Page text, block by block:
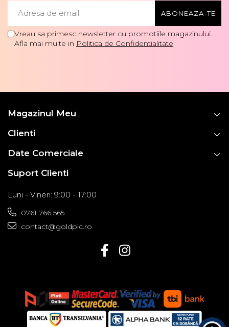
Vreau sa primesc newsletter cu promotiile magazinului.
Afla mai multe in Politica de Confidentialitate
Magazinul Meu
Clienti
Date Comerciale
Suport Clienti
Luni - Vineri: 9:00 - 17:00
0761 766 565
contact@goldpic.ro